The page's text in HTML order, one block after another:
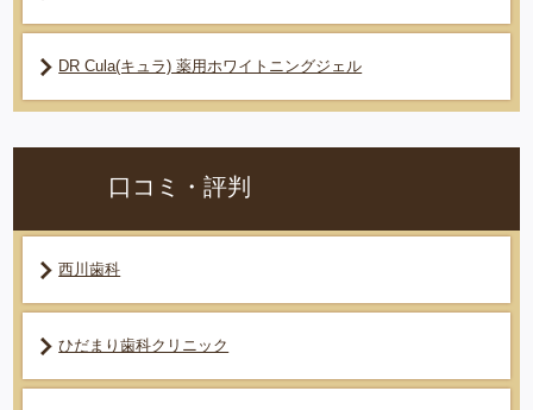
DR Cula(キュラ) 薬用ホワイトニングジェル
口コミ・評判
西川歯科
ひだまり歯科クリニック